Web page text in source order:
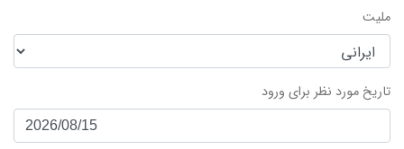
ملیت
تاریخ مورد نظر برای ورود